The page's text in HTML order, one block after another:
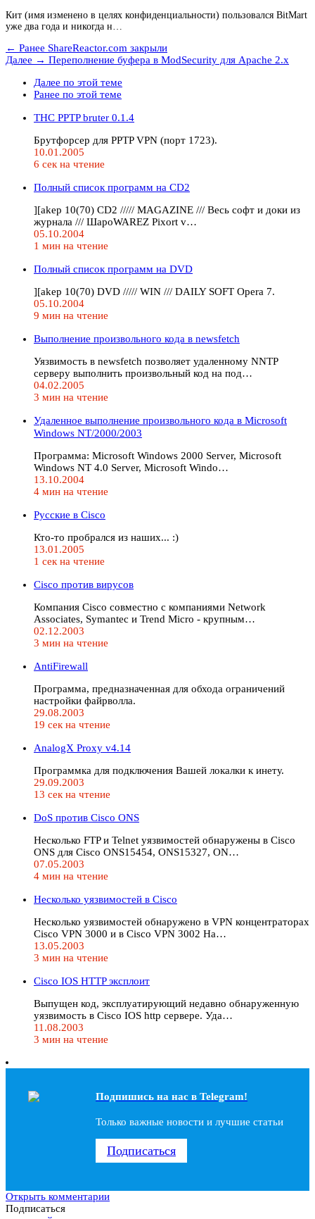
Кит (имя изменено в целях конфиденциальности) пользовался BitMart
уже два года и никогда н…
← Ранее ShareReactor.com закрыли
Далее → Переполнение буфера в ModSecurity для Apache 2.x
Далее по этой теме
Ранее по этой теме
THC PPTP bruter 0.1.4
Брутфорсер для PPTP VPN (порт 1723).
10.01.2005
6 сек на чтение
Полный список программ на CD2
][akep 10(70) CD2 ///// MAGAZINE /// Весь софт и доки из
журнала /// ШароWAREZ Pixort v…
05.10.2004
1 мин на чтение
Полный список программ на DVD
][akep 10(70) DVD ///// WIN /// DAILY SOFT Opera 7.
05.10.2004
9 мин на чтение
Выполнение произвольного кода в newsfetch
Уязвимость в newsfetch позволяет удаленному NNTP
серверу выполнить произвольный код на под…
04.02.2005
3 мин на чтение
Удаленное выполнение произвольного кода в Microsoft
Windows NT/2000/2003
Программа: Microsoft Windows 2000 Server, Microsoft
Windows NT 4.0 Server, Microsoft Windo…
13.10.2004
4 мин на чтение
Русские в Cisco
Кто-то пробрался из наших... :)
13.01.2005
1 сек на чтение
Cisco против вирусов
Компания Cisco совместно с компаниями Network
Associates, Symantec и Trend Micro - крупным…
02.12.2003
3 мин на чтение
AntiFirewall
Программа, предназначенная для обхода ограничений
настройки файрволла.
29.08.2003
19 сек на чтение
AnalogX Proxy v4.14
Программка для подключения Вашей локалки к инету.
29.09.2003
13 сек на чтение
DoS против Cisco ONS
Несколько FTP и Telnet уязвимостей обнаружены в Cisco
ONS для Cisco ONS15454, ONS15327, ON…
07.05.2003
4 мин на чтение
Несколько уязвимостей в Cisco
Несколько уязвимостей обнаружено в VPN концентраторах
Cisco VPN 3000 и в Cisco VPN 3002 Ha…
13.05.2003
3 мин на чтение
Cisco IOS HTTP эксплоит
Выпущен код, эксплуатирующий недавно обнаруженную
уязвимость в Cisco IOS http сервере. Уда…
11.08.2003
3 мин на чтение
Подпишись на наc в Telegram!
Только важные новости и лучшие статьи
Подписаться
Открыть комментарии
Подписаться